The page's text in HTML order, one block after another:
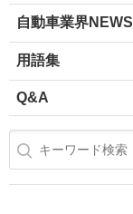
自動車業界NEWS
用語集
Q&A